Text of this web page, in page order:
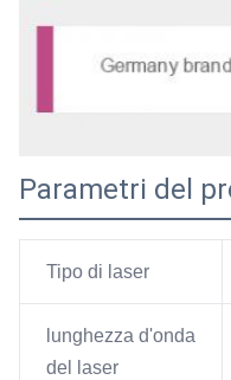
Parametri del
Tipo di laser
lunghezza d'onda
del laser